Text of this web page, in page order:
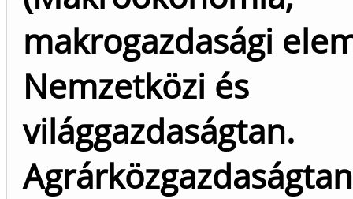
makrogazdasági
Nemzetközi és
világgazdaságtan.